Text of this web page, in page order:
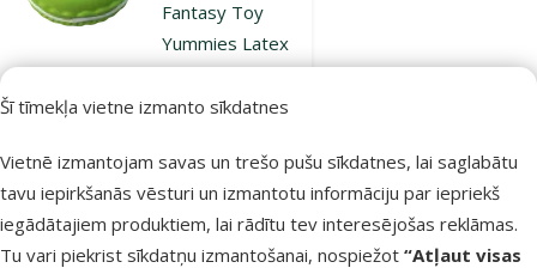
Šī tīmekļa vietne izmanto sīkdatnes
Vietnē izmantojam savas un trešo pušu sīkdatnes, lai saglabātu
tavu iepirkšanās vēsturi un izmantotu informāciju par iepriekš
iegādātajiem produktiem, lai rādītu tev interesējošas reklāmas.
Tu vari piekrist sīkdatņu izmantošanai, nospiežot “Atļaut visas
Fantasy Toy
Yummies Latex
Macaroon, with
sound, green, 9
Oriģinālā cena
2,99 €
Cena
2,24 €
Atlaide
-25 %
iesaka